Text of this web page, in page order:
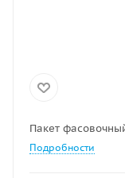
Пакет
Подробности